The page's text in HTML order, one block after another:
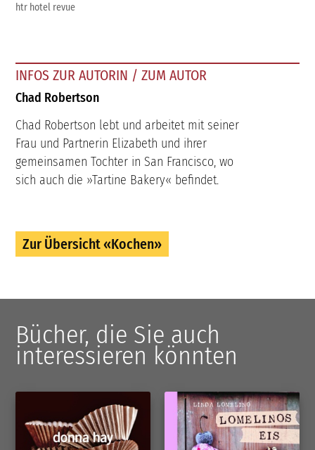
htr hotel revue
INFOS ZUR AUTORIN / ZUM AUTOR
Chad Robertson
Chad Robertson lebt und arbeitet mit seiner
Frau und Partnerin Elizabeth und ihrer
gemeinsamen Tochter in San Francisco, wo
sich auch die »Tartine Bakery« befindet.
Zur Übersicht «Kochen»
Bücher, die Sie auch
interessieren könnten